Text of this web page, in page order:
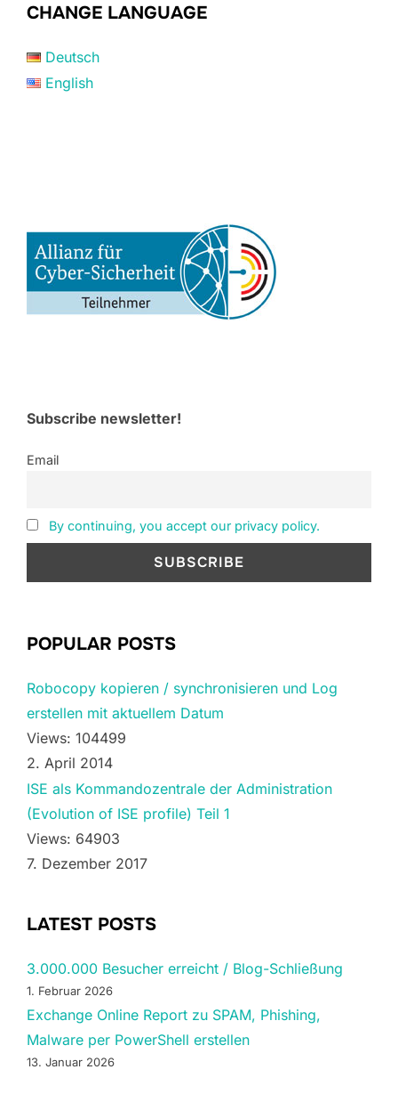
CHANGE LANGUAGE
Deutsch
English
Subscribe newsletter!
Email
By continuing, you accept our privacy policy.
POPULAR POSTS
Robocopy kopieren / synchronisieren und Log
erstellen mit aktuellem Datum
Views: 104499
2. April 2014
ISE als Kommandozentrale der Administration
(Evolution of ISE profile) Teil 1
Views: 64903
7. Dezember 2017
LATEST POSTS
3.000.000 Besucher erreicht / Blog-Schließung
1. Februar 2026
Exchange Online Report zu SPAM, Phishing,
Malware per PowerShell erstellen
13. Januar 2026